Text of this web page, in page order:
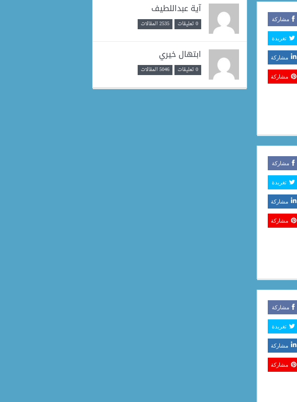
مشاركة
تغريدة
مشاركة
مشاركة
مشاركة
تغريدة
مشاركة
مشاركة
مشاركة
تغريدة
مشاركة
مشاركة
آية عبداللطيف
0 تعليقات 2535 المقالات
ابتهال خيري
0 تعليقات 5046 المقالات